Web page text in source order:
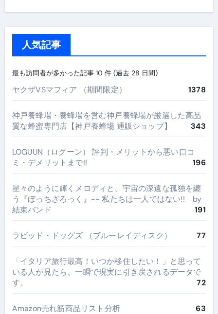
人気記事
最も訪問者が多かった記事 10 件 (過去 28 日間)
ヤクザVSマフィア （期間限定） 1378
神戸養蜂場・養蜂場を営む神戸養蜂場が厳選した高品
質な蜂蜜専門店【神戸養蜂場 通販ショップ】
343
LOGUUN（ログーン） 評判・メリットから悪い口コ
ミ・デメリットまで!!
196
星々のように輝くメロディと、宇宙の深遠な孤独を纏
う『ぼっちざろっく』-- 私たちは一人ではない!! by
結束バンド
191
ラビッド・ドッグズ （ブルーレイディスク） 77
​「イタリア旅行最高！いつか移住したい！」と思って
いる人が見たら、一瞬で現実に引き戻されるデータで
す。
72
Amazon売れ筋商品リスト分析 63